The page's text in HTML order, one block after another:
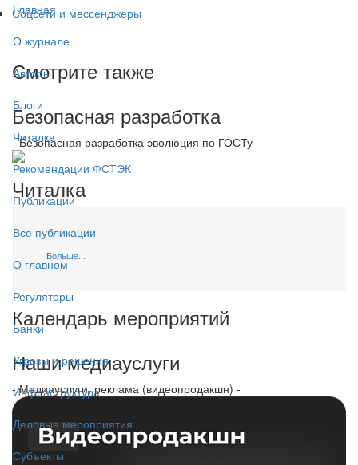
Главная
О журнале
Авторы
Блоги
Читалка
Рекомендации ФСТЭК
Публикации
Все публикации
О главном
Регуляторы
Банки
Угрозы и решения
Инфраструктура
Деловые мероприятия
Субъекты
Соцсети и мессенджеры
Смотрите также
Безопасная разработка
- Безопасная разработка эволюция по ГОСТу -
Читалка
Больше...
Календарь мероприятий
Наши медиауслуги
- Медиауслуги, реклама (видеопродакшн) -